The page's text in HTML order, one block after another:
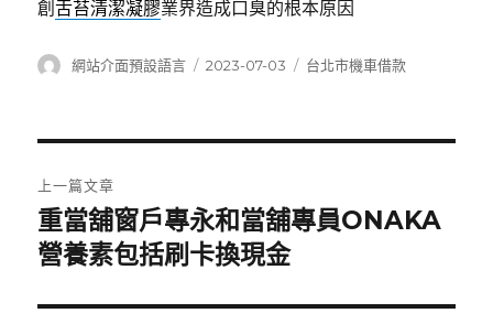
創舌苔清潔凝膠業界造成口臭的根本原因
作
網站介面預設語言
發
2023-07-03
分
台北市機車借款
章
導
覽
上一篇文章
上
一
文
重當舖窗戶專永和當舖專員ONAKA
營養素包括刷卡換現金